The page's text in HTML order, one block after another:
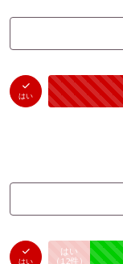
はい
はい
はい
（ 12件） 未投票